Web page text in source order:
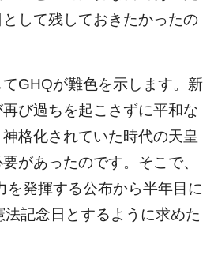
して残しておきたかったの
GHQが難色を示します。新
び過ちを起こさずに平和な
格化されていた時代の天皇
があったのです。そこで、
を発揮する公布から半年目に
記念日とするように求めた